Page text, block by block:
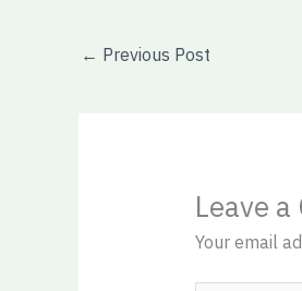
← Previous Post
Leave
Your email